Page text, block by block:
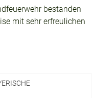
bestanden
mit sehr erfreulichen